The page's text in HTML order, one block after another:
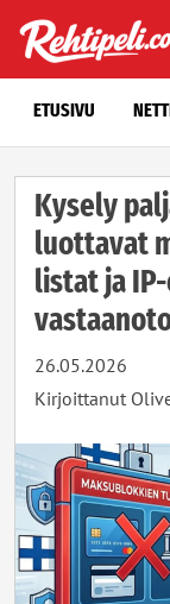
Siirry sisältöön
ETUSIVU
Kysely
luottavat
listat ja
26.05.2026
Kirjoittanut